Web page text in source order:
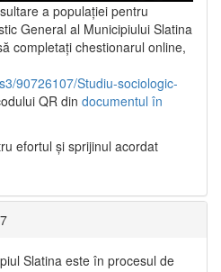
a populaţiei pentru
General al Municipiului Slatina
completați chestionarul online,
90726107/Studiu-sociologic-
QR din documentul în
efortul şi sprijinul acordat
Slatina este în procesul de